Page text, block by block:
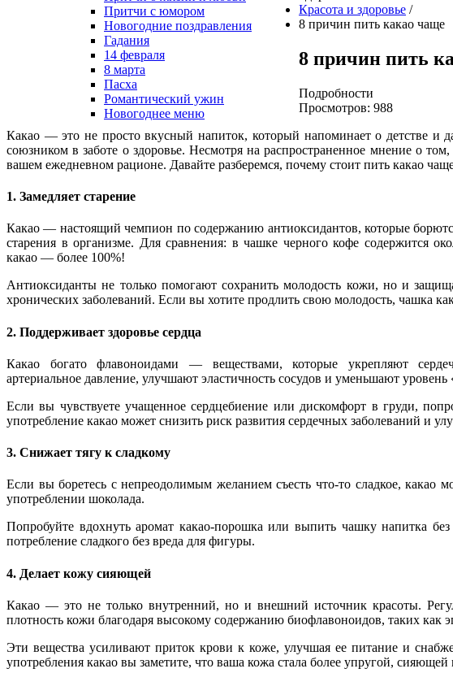
Притчи с юмором
Новогодние поздравления
Гадания
14 февраля
8 марта
Пасха
Романтический ужин
Новогоднее меню
Красота и здоровье /
8 причин пить какао чаще
8 причин пить
Подробности
Просмотров: 988
Какао — это не просто вкусный напиток, который напоминает о детстве
союзником в заботе о здоровье. Несмотря на распространенное мнение о
вашем ежедневном рационе. Давайте разберемся, почему стоит пить какао
1. Замедляет старение
Какао — настоящий чемпион по содержанию антиоксидантов, которые
старения в организме. Для сравнения: в чашке черного кофе содержится
какао — более 100%!
Антиоксиданты не только помогают сохранить молодость кожи, но и
хронических заболеваний. Если вы хотите продлить свою молодость, чашка
2. Поддерживает здоровье сердца
Какао богато флавоноидами — веществами, которые укрепляют
артериальное давление, улучшают эластичность сосудов и уменьшают уровень
Если вы чувствуете учащенное сердцебиение или дискомфорт в груди,
употребление какао может снизить риск развития сердечных заболеваний и
3. Снижает тягу к сладкому
Если вы боретесь с непреодолимым желанием съесть что-то сладкое, какао
употреблении шоколада.
Попробуйте вдохнуть аромат какао-порошка или выпить чашку напитка
потребление сладкого без вреда для фигуры.
4. Делает кожу сияющей
Какао — это не только внутренний, но и внешний источник красоты.
плотность кожи благодаря высокому содержанию биофлавоноидов, таких как
Эти вещества усиливают приток крови к коже, улучшая ее питание и
употребления какао вы заметите, что ваша кожа стала более упругой, сияющей